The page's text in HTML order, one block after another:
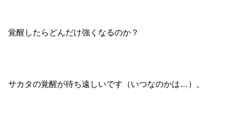
覚醒したらどんだけ強くなるのか？
サカタの覚醒が待ち遠しいです（いつなのかは…）。